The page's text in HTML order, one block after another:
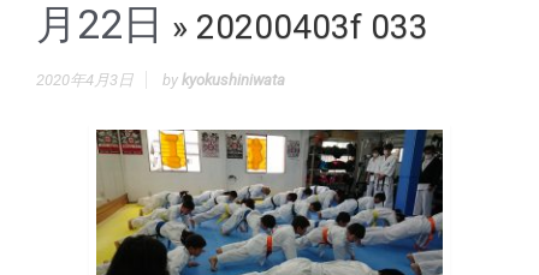
月22日 » 20200403f 033
2020年4月3日 by kyokushiniwata